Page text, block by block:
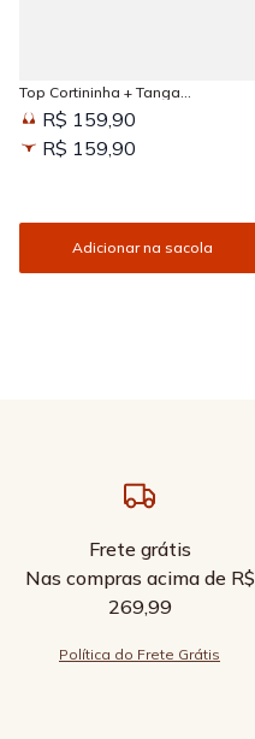
Top Cortininha + Tanga
Amarradinha Estampada Sun
KissedR$ 159,90
R$ 159,90
Adicionar na sacola
Frete grátis
Nas compras acima de R$
269,99
Política do Frete Grátis